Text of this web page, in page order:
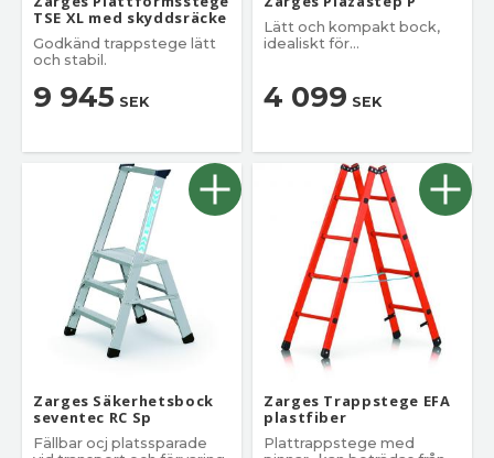
TSE XL med skyddsräcke
Godkänd trappstege lätt
och stabil.
9 945 SEK
Lätt och kompakt bock,
idealiskt för
4 099 SEK
Zarges Säkerhetsbock
seventec RC Sp
Fällbar ocj platssparade
Zarges Trappstege EFA
plastfiber
Plattrappstege med